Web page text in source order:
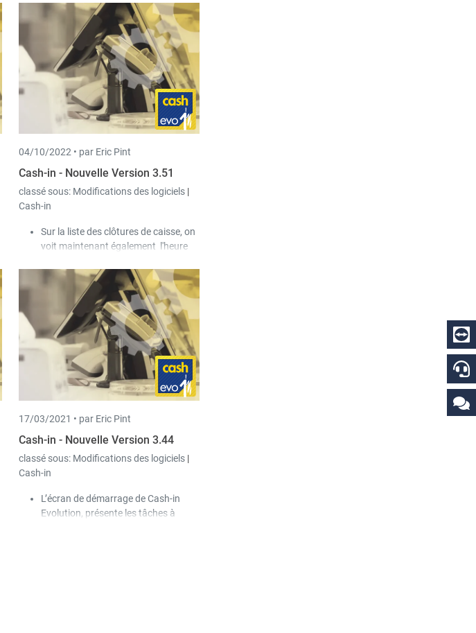
plus de message d'avertissement.
Les fonctions "Mouvements
financiers manuels" et "Différences
manuelles" sont désormais
disponibles même si le contrôle a
déjà été comptabilisé.
Il existe désormais des exemples
pour le scripting au niveau des
fonctions de caisse. Il suffit de
du champ de saisie.
04/10/2022 • par Eric Pint
Cash-in - Nouvelle Version 3.51
classé sous: Modifications des logiciels |
Cash-in
Sur la liste des clôtures de caisse, on
voit maintenant également l'heure
de tickets.
Pour les grandes bases de données
avec de nombreux tickets, la vitesse
de chargement de certains écrans a
été nettement améliorée : pour la liste
des tickets ainsi que sur l'écran de la
gestion des caisses dans
l'onglet"Tickets"
17/03/2021 • par Eric Pint
Cash-in - Nouvelle Version 3.44
classé sous: Modifications des logiciels |
Cash-in
L’écran de démarrage de Cash-in
Evolution, présente les tâches à